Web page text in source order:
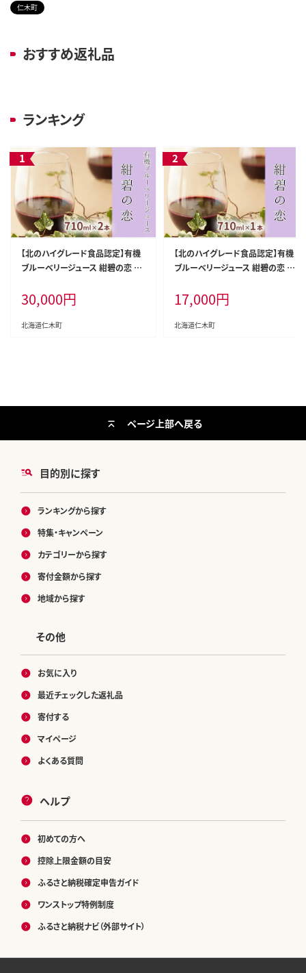
仁木町
おすすめ返礼品
ランキング
【北のハイグレード食品認定】有機
ブルーベリージュース 紺碧の恋 71
菜飲料 飲料 ジュース ブルーベリ
ー 果物 くだもの [株式会社 自然農
園]
30,000円
北海道仁木町
【北のハイグレード食品認定】有機
ブルーベリージュース 紺碧の恋 71
菜飲料 飲料 ジュース ブルーベリ
ー 果物 くだもの [株式会社 自然農
園]
17,000円
北海道仁木町
目的別に探す
ランキングから探す
特集・キャンペーン
カテゴリーから探す
寄付金額から探す
地域から探す
その他
お気に入り
最近チェックした返礼品
寄付する
マイページ
よくある質問
ヘルプ
初めての方へ
控除上限金額の目安
ふるさと納税確定申告ガイド
ワンストップ特例制度
ふるさと納税ナビ（外部サイト）
ページ上部へ戻る